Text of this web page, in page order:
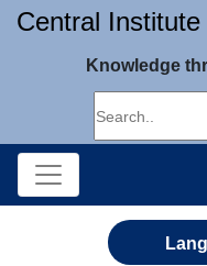
Central
Knowledge